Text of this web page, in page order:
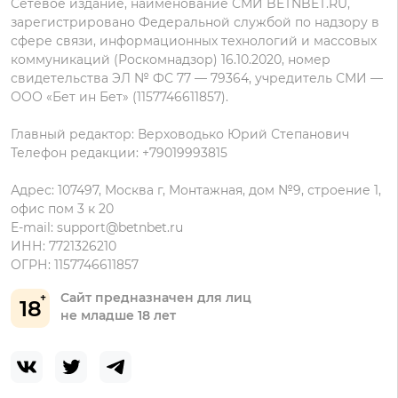
данных
18
Сайт предназначен для лиц
не младше 18 лет
Сетевое издание, наименование СМИ BETNBET.RU,
зарегистрировано Федеральной службой по надзору в
сфере связи, информационных технологий и массовых
коммуникаций (Роскомнадзор) 16.10.2020, номер
свидетельства ЭЛ № ФС 77 — 79364, учредитель СМИ —
ООО «Бет ин Бет» (1157746611857).
Главный редактор: Верховодько Юрий Степанович
Телефон редакции: +79019993815
Адрес: 107497, Москва г, Монтажная, дом №9, строение 1,
офис пом 3 к 20
E-mail: support@betnbet.ru
ИНН: 7721326210
ОГРН: 1157746611857